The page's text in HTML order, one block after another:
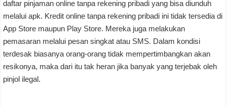
daftar pinjaman online tanpa rekening pribadi yang bisa diunduh
melalui apk. Kredit online tanpa rekening pribadi ini tidak tersedia di
App Store maupun Play Store. Mereka juga melakukan
pemasaran melalui pesan singkat atau SMS. Dalam kondisi
terdesak biasanya orang-orang tidak mempertimbangkan akan
resikonya, maka dari itu tak heran jika banyak yang terjebak oleh
pinjol ilegal.